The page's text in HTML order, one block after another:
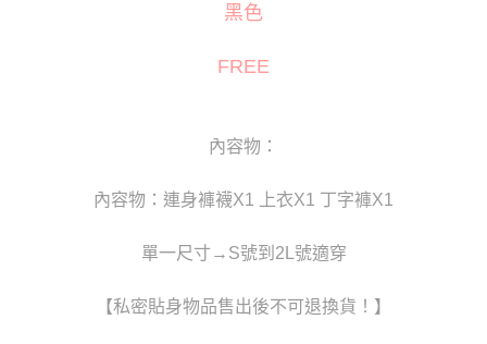
２．關於個人資料處理事宜，請瀏覽以下網址：
３．未成年的使用者請事先徵得法定代理人或監護人之同意方可使用
時審查核予不同之上限額度；若仍有額度不足之情形，本公司將視審查結果
恩沛科技股份有限公司將有權停止該用戶之使用額度並採取法律行動。
每筆NT$80，滿NT$6,000(含以上)免運費
黑色
FREE
內容物：
內容物：連身褲襪X1 上衣X1 丁字褲X1
單一尺寸→S號到2L號適穿
【私密貼身物品售出後不可退換貨！】